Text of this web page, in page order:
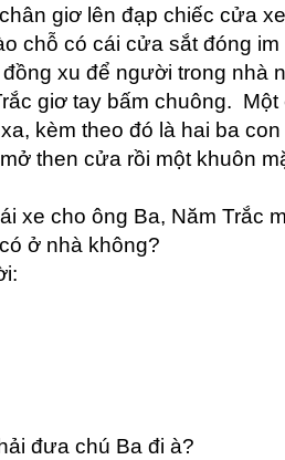
giơ lên đạp chiếc cửa
chỗ có cái cửa sắt đóng
xu để người trong nhà
giơ tay bấm chuông.
kèm theo đó là hai ba
then cửa rồi một khuôn
xe cho ông Ba, Năm Trắc
ở nhà không?
đưa chú Ba đi à?